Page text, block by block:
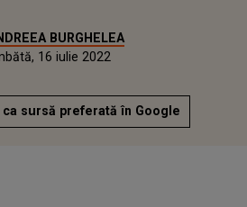
BURGHELEA
16 iulie 2022
sursă preferată în Google